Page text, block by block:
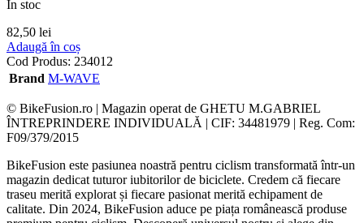
In stoc
82,50 lei
Adaugă în coș
Cod Produs: 234012
Brand M-WAVE
© BikeFusion.ro | Magazin operat de GHETU M.GABRIEL
ÎNTREPRINDERE INDIVIDUALĂ | CIF: 34481979 | Reg. Com:
F09/379/2015
BikeFusion este pasiunea noastră pentru ciclism transformată într-un
magazin dedicat tuturor iubitorilor de biciclete. Credem că fiecare
traseu merită explorat și fiecare pasionat merită echipament de
calitate. Din 2024, BikeFusion aduce pe piața românească produse